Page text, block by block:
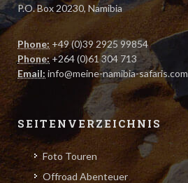
P.O. Box 20230, Namibia
Phone: +49 (0)39 2925 99854
Phone:+264 (0)61 304 713
Email: info@meine-namibia-safaris.com
SEITENVERZEICHNIS
Foto Touren
Offroad Abenteuer